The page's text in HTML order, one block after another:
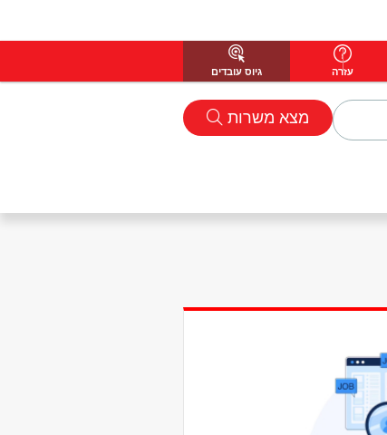
עזרה גיוס עובדים
מצא משרות